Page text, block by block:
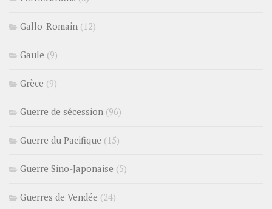
Gallo-Romain (12)
Gaule (9)
Grèce (9)
Guerre de sécession (96)
Guerre du Pacifique (15)
Guerre Sino-Japonaise (5)
Guerres de Vendée (24)